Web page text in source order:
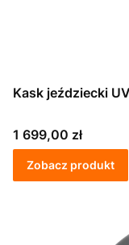
Kask jeździecki
Cena
1 699,00 zł
Zobacz produkt